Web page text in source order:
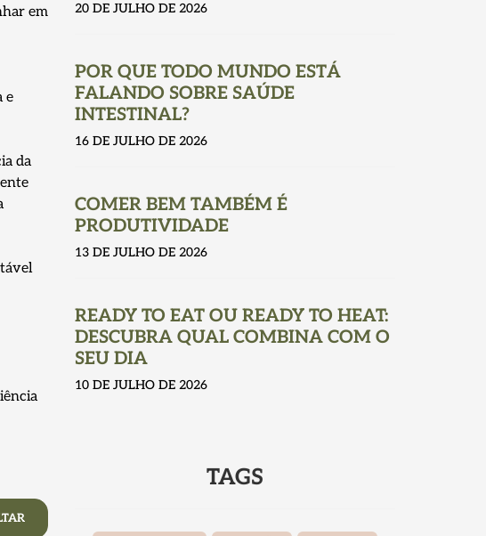
20 DE JULHO DE 2026
POR QUE TODO MUNDO ESTÁ
FALANDO SOBRE SAÚDE
INTESTINAL?
16 DE JULHO DE 2026
COMER BEM TAMBÉM É
PRODUTIVIDADE
13 DE JULHO DE 2026
READY TO EAT OU READY TO HEAT:
DESCUBRA QUAL COMBINA COM O
SEU DIA
10 DE JULHO DE 2026
TAGS
em
e
da